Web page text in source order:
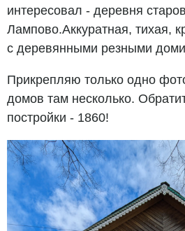
интересовал - деревня
Лампово.Аккуратная, тихая,
с деревянными резными
Прикрепляю только одно
домов там несколько.
постройки - 1860!